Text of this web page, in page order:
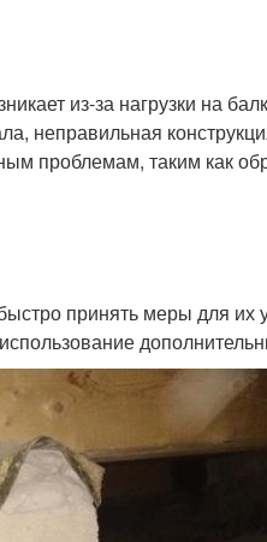
из-за нагрузки на
неправильная
проблемам, таким как
принять меры для их